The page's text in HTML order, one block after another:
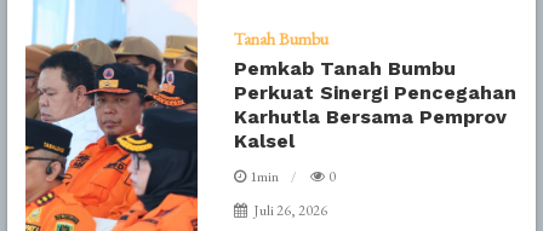
Tanah Bumbu
Pemkab Tanah Bumbu
Perkuat Sinergi Pencegahan
Karhutla Bersama Pemprov
Kalsel
1min
0
Juli 26, 2026